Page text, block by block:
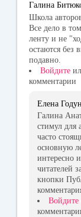
Галина
Школа
Все дело в
ленту и не
остаются без
подавно.
Войдите
комментарии
Елена
Галина
стимул для
часто
основную
интересно
читателей
кнопки
Войдите